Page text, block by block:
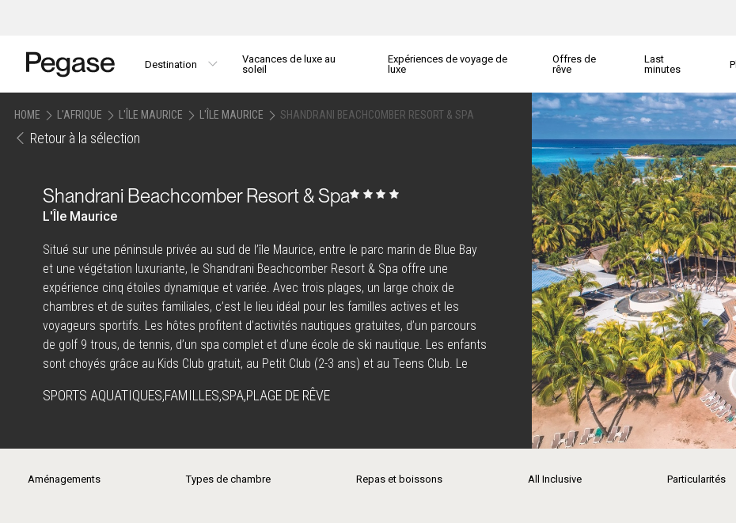
Destination
Vacances de luxe au
soleil
Expériences de voyage de
luxe
Offres de
rêve
Last
minutes
HOME L'AFRIQUE L'ÎLE MAURICE L'ÎLE MAURICE SHANDRANI BEACHCOMBER RESORT & SPA
Retour à la sélection
Shandrani Beachcomber Resort & Spa
L'Île Maurice
Situé sur une péninsule privée au sud de l’île Maurice, entre le parc marin de Blue Bay
et une végétation luxuriante, le Shandrani Beachcomber Resort & Spa offre une
expérience cinq étoiles dynamique et variée. Avec trois plages, un large choix de
chambres et de suites familiales, c’est le lieu idéal pour les familles actives et les
voyageurs sportifs. Les hôtes profitent d’activités nautiques gratuites, d’un parcours
de golf 9 trous, de tennis, d’un spa complet et d’une école de ski nautique. Les enfants
sont choyés grâce au Kids Club gratuit, au Petit Club (2-3 ans) et au Teens Club. Le
ou Serenity Plus, avec accès à d’autres hôtels Beachcomber. Sa proximité avec
SPORTS AQUATIQUES,FAMILLES,SPA,PLAGE DE RÊVE
Aménagements Types de chambre Repas et boissons All Inclusive Particularités